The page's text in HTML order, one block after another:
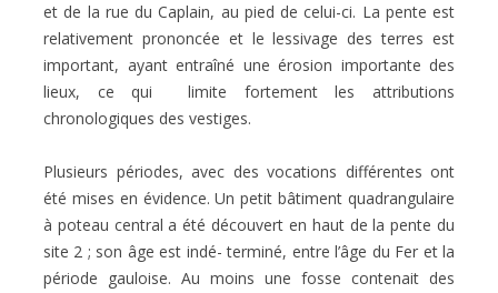
et de la rue du Caplain, au pied de celui-ci. La pente est
relativement prononcée et le lessivage des terres est
important, ayant entraîné une érosion importante des
lieux, ce qui limite fortement les attributions
chronologiques des vestiges.
Plusieurs périodes, avec des vocations différentes ont
été mises en évidence. Un petit bâtiment quadrangulaire
à poteau central a été découvert en haut de la pente du
site 2 ; son âge est indé- terminé, entre l’âge du Fer et la
période gauloise. Au moins une fosse contenait des